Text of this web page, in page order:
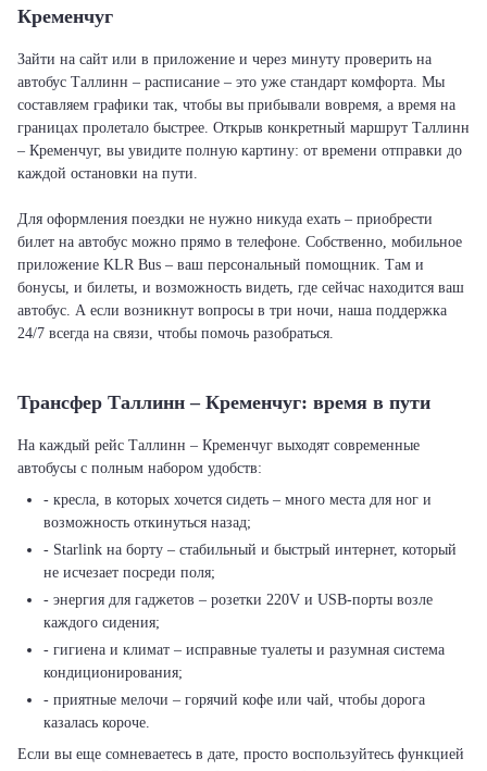
Кременчуг
Зайти на сайт или в приложение и через минуту проверить на
автобус Таллинн – расписание – это уже стандарт комфорта. Мы
составляем графики так, чтобы вы прибывали вовремя, а время на
границах пролетало быстрее. Открыв конкретный маршрут Таллинн
– Кременчуг, вы увидите полную картину: от времени отправки до
каждой остановки на пути.
Для оформления поездки не нужно никуда ехать – приобрести
билет на автобус можно прямо в телефоне. Собственно, мобильное
приложение KLR Bus – ваш персональный помощник. Там и
бонусы, и билеты, и возможность видеть, где сейчас находится ваш
автобус. А если возникнут вопросы в три ночи, наша поддержка
24/7 всегда на связи, чтобы помочь разобраться.
Трансфер Таллинн – Кременчуг: время в пути
На каждый рейс Таллинн – Кременчуг выходят современные
автобусы с полным набором удобств:
- кресла, в которых хочется сидеть – много места для ног и
возможность откинуться назад;
- Starlink на борту – стабильный и быстрый интернет, который
не исчезает посреди поля;
- энергия для гаджетов – розетки 220V и USB-порты возле
каждого сидения;
- гигиена и климат – исправные туалеты и разумная система
кондиционирования;
- приятные мелочи – горячий кофе или чай, чтобы дорога
казалась короче.
Если вы еще сомневаетесь в дате, просто воспользуйтесь функцией